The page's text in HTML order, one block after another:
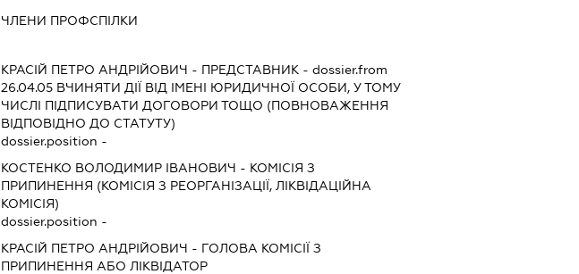
ЧЛЕНИ ПРОФСПІЛКИ
КРАСІЙ ПЕТРО АНДРІЙОВИЧ - ПРЕДСТАВНИК - dossier.from
26.04.05ВЧИНЯТИ ДІЇ ВІД ІМЕНІ ЮРИДИЧНОЇ ОСОБИ, У ТОМУ
ЧИСЛІ ПІДПИСУВАТИ ДОГОВОРИ ТОЩО (ПОВНОВАЖЕННЯ
ВІДПОВІДНО ДО СТАТУТУ)
dossier.position -
КОСТЕНКО ВОЛОДИМИР ІВАНОВИЧ - КОМІСІЯ З
ПРИПИНЕННЯ (КОМІСІЯ З РЕОРГАНІЗАЦІЇ, ЛІКВІДАЦІЙНА
КОМІСІЯ)
dossier.position -
КРАСІЙ ПЕТРО АНДРІЙОВИЧ - ГОЛОВА КОМІСІЇ З
ПРИПИНЕННЯ АБО ЛІКВІДАТОР